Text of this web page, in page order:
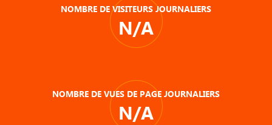
NOMBRE DE VISITEURS JOURNALIERS
N/A
NOMBRE DE VUES DE PAGE JOURNALIERS
N/A